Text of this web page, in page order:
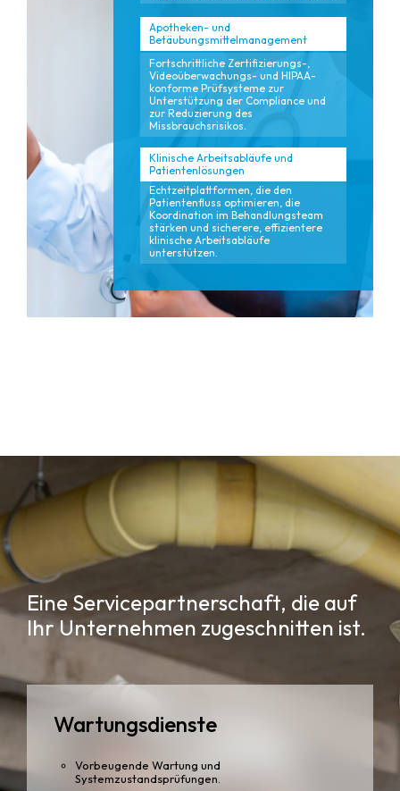
Apotheken- und
Betäubungsmittelmanagement
Fortschrittliche Zertifizierungs-,
Videoüberwachungs- und HIPAA-
konforme Prüfsysteme zur
Unterstützung der Compliance und
zur Reduzierung des
Missbrauchsrisikos.
Klinische Arbeitsabläufe und
Patientenlösungen
Echtzeitplattformen, die den
Patientenfluss optimieren, die
Koordination im Behandlungsteam
stärken und sicherere, effizientere
klinische Arbeitsabläufe
unterstützen.
Eine Servicepartnerschaft, die auf
Ihr Unternehmen zugeschnitten ist.
Wartungsdienste
Vorbeugende Wartung und
Systemzustandsprüfungen.